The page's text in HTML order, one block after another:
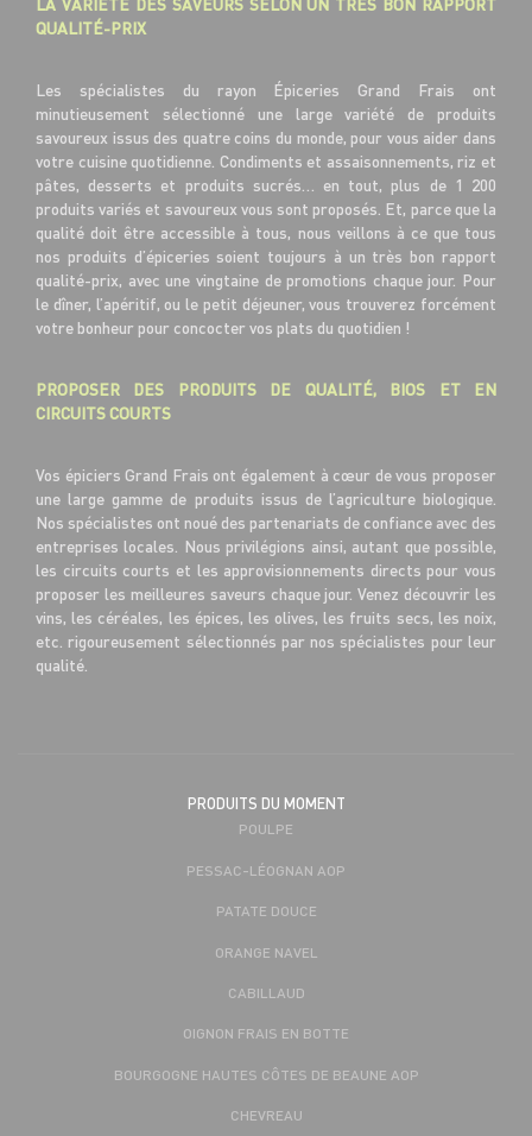
LA VARIÉTÉ DES SAVEURS SELON UN TRÈS BON RAPPORT
QUALITÉ-PRIX
Les spécialistes du rayon Épiceries Grand Frais ont
minutieusement sélectionné une large variété de produits
savoureux issus des quatre coins du monde, pour vous aider dans
votre cuisine quotidienne. Condiments et assaisonnements, riz et
pâtes, desserts et produits sucrés… en tout, plus de 1 200
produits variés et savoureux vous sont proposés. Et, parce que la
qualité doit être accessible à tous, nous veillons à ce que tous
nos produits d’épiceries soient toujours à un très bon rapport
qualité-prix, avec une vingtaine de promotions chaque jour. Pour
le dîner, l’apéritif, ou le petit déjeuner, vous trouverez forcément
votre bonheur pour concocter vos plats du quotidien !
PROPOSER DES PRODUITS DE QUALITÉ, BIOS ET EN
CIRCUITS COURTS
Vos épiciers Grand Frais ont également à cœur de vous proposer
une large gamme de produits issus de l’agriculture biologique.
Nos spécialistes ont noué des partenariats de confiance avec des
entreprises locales. Nous privilégions ainsi, autant que possible,
les circuits courts et les approvisionnements directs pour vous
proposer les meilleures saveurs chaque jour. Venez découvrir les
vins, les céréales, les épices, les olives, les fruits secs, les noix,
etc. rigoureusement sélectionnés par nos spécialistes pour leur
qualité.
PRODUITS DU MOMENT
POULPE
PESSAC-LÉOGNAN AOP
PATATE DOUCE
ORANGE NAVEL
CABILLAUD
OIGNON FRAIS EN BOTTE
BOURGOGNE HAUTES CÔTES DE BEAUNE AOP
CHEVREAU